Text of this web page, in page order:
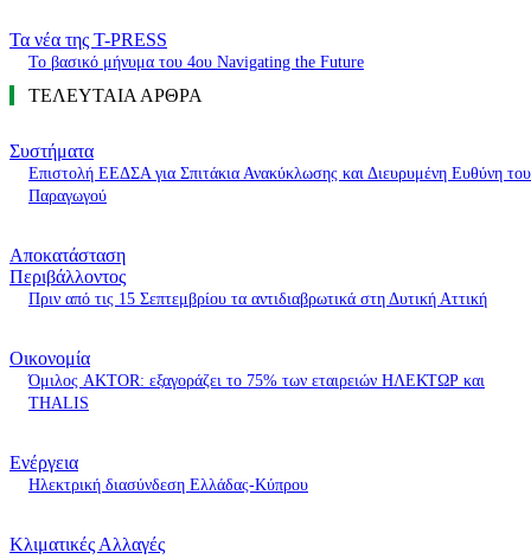
Τα νέα της T-PRESS
Το βασικό μήνυμα του 4ου Navigating the Future
ΤΕΛΕΥΤΑΙΑ ΑΡΘΡΑ
Συστήματα
Επιστολή ΕΕΔΣΑ για Σπιτάκια Ανακύκλωσης και Διευρυμένη Ευθύνη του
Παραγωγού
Αποκατάσταση
Περιβάλλοντος
Πριν από τις 15 Σεπτεμβρίου τα αντιδιαβρωτικά στη Δυτική Αττική
Οικονομία
Όμιλος AKTOR: εξαγοράζει το 75% των εταιρειών ΗΛΕΚΤΩΡ και
THALIS
Ενέργεια
Ηλεκτρική διασύνδεση Ελλάδας-Κύπρου
Κλιματικές Αλλαγές